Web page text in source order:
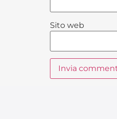
Sito web